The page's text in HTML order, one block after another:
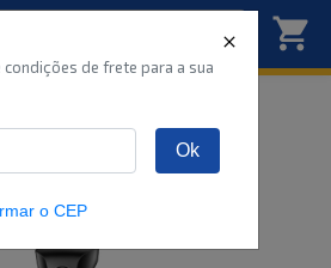
Eletroportáteis
Preto 200W M-15-B 220
de frete para a sua
Ok
o CEP